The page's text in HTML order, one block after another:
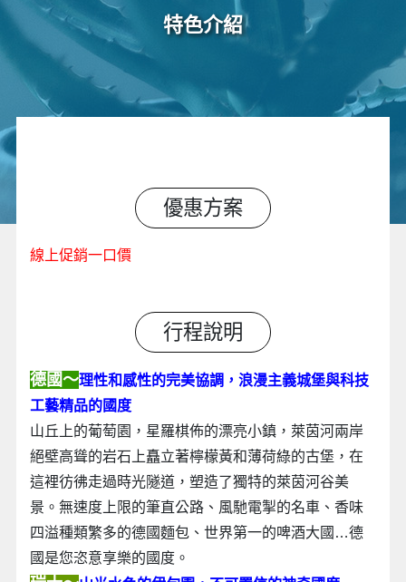
特色介紹
優惠方案
線上促銷一口價
行程說明
德國～理性和感性的完美協調，浪漫主義城堡與科技
工藝精品的國度
山丘上的葡萄園，星羅棋佈的漂亮小鎮，萊茵河兩岸
絕壁高聳的岩石上矗立著檸檬黃和薄荷綠的古堡，在
這裡彷彿走過時光隧道，塑造了獨特的萊茵河谷美
景。無速度上限的筆直公路、風馳電掣的名車、香味
四溢種類繁多的德國麵包、世界第一的啤酒大國…德
國是您恣意享樂的國度。